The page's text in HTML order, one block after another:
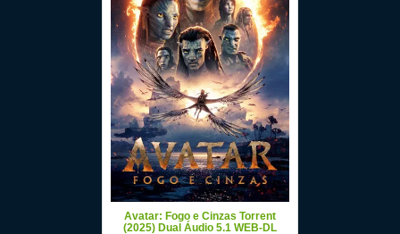
Avatar: Fogo e Cinzas Torrent
(2025) Dual Áudio 5.1 WEB-DL